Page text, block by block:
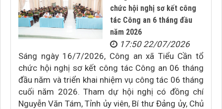
chức hội nghị sơ kết công
tác Công an 6 tháng đầu
năm 2026
17:50 22/07/2026
Sáng ngày 16/7/2026, Công an xã Tiểu Cần tổ
chức hội nghị sơ kết công tác Công an 06 tháng
đầu năm và triển khai nhiệm vụ công tác 06 tháng
cuối năm 2026. Tham dự hội nghị có đồng chí
Nguyễn Văn Tám, Tỉnh ủy viên, Bí thư Đảng ủy, Chủ